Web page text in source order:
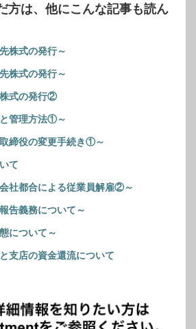
方は、他にこんな記事も読ん
株式の発行～
株式の発行～
式の発行②
管理方法①～
締役の変更手続き①～
て
社都合による従業員解雇②～
告義務について～
について～
支店の資金還流について